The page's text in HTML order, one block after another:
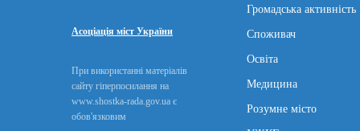
Асоціація міст України
При використанні матеріалів
сайту гіперпосилання на
www.shostka-rada.gov.ua є
обов'язковим
Громадська активність
Споживач
Освіта
Медицина
Розумне місто